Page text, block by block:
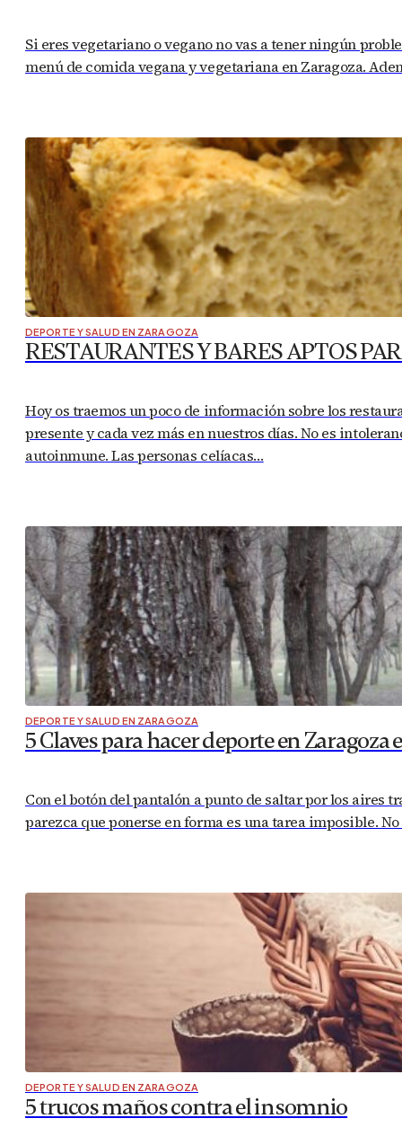
Si eres vegetariano o vegano no vas a tener ningún
menú de comida vegana y vegetariana en Zaragoza.
DEPORTE Y SALUD EN ZARAGOZA
RESTAURANTES Y BARES APTOS
Hoy os traemos un poco de información sobre los
presente y cada vez más en nuestros días. No es
autoinmune. Las personas celíacas…
DEPORTE Y SALUD EN ZARAGOZA
5 Claves para hacer deporte en
Con el botón del pantalón a punto de saltar por los aires
parezca que ponerse en forma es una tarea imposible.
DEPORTE Y SALUD EN ZARAGOZA
5 trucos maños contra el insomnio